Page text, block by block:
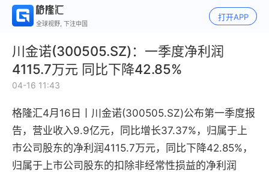
全球视野, 下注中国
打开APP
川金诺(300505.SZ)：一季度净利润
4115.7万元 同比下降42.85%
04-16 11:43
格隆汇4月16日丨 川金诺(300505.SZ)公布第一季度报
告 ， 营业收入9.9亿元，同比增长37.37%， 归属于上
市公司股东的净利润 4115.7万元，同比下降42.85%，
归属于上市公司股东的扣除非经常性损益的净利润